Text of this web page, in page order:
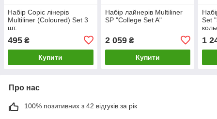
Набір Copic лінерів
Multiliner (Сoloured) Set 3
шт.
495 ₴
Купити
Набір лайнерів Multiliner
SP "College Set A"
2 059₴
Купити
Set
1
Про нас
100% позитивних з 42 відгуків за рік